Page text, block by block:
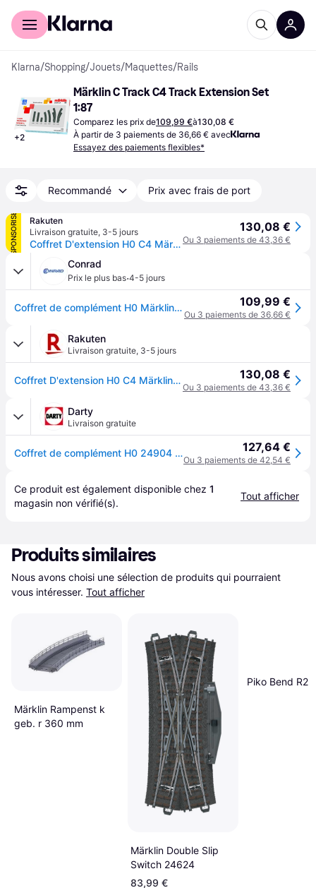
Acheter avec Klarna
Klarna/Shopping/Jouets/Maquettes/Rails
+2
Märklin C Track C4 Track Extension Set
1:87
Comparez les prix de109,99 €à130,08 €
À partir de 3 paiements de 36,66 € avec
Essayez des paiements flexibles*
Recommandé Prix avec frais de port
SPONSORISÉ
Rakuten
Livraison gratuite, 3-5 jours
Coffret D'extension H0 C4 Märklin 24904-Marklin
130,08 €
Ou 3 paiements de 43,36 €
Conrad
Prix le plus bas·4-5 jours
Coffret de complément H0 Märklin Start up 24904 1 set 109,99 €
Ou 3 paiements de 36,66 €
Rakuten
Livraison gratuite, 3-5 jours
Coffret D'extension H0 C4 Märklin 24904-Marklin 130,08 €
Ou 3 paiements de 43,36 €
Darty
Livraison gratuite
Coffret de complément H0 24904 1 set 127,64 €
Ou 3 paiements de 42,54 €
Ce produit est également disponible chez 1
magasin non vérifié(s).
Tout afficher
Produits similaires
Nous avons choisi une sélection de produits qui pourraient
vous intéresser. Tout afficher
Märklin Rampenst k
geb. r 360 mm
Märklin Double Slip
Switch 24624
83,99 €
Piko Bend R2